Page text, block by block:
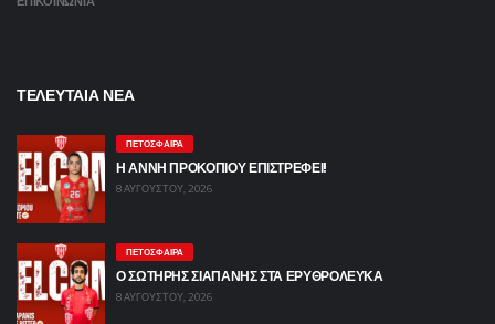
ΤΕΛΕΥΤΑΙΑ ΝΕΑ
ΠΕΤΌΣΦΑΙΡΑ
Η ΑΝΝΗ ΠΡΟΚΟΠΙΟΥ ΕΠΙΣΤΡΕΦΕΙ!
8 ΑΥΓΟΎΣΤΟΥ, 2026
ΠΕΤΌΣΦΑΙΡΑ
Ο ΣΩΤΗΡΗΣ ΣΙΑΠΑΝΗΣ ΣΤΑ ΕΡΥΘΡΟΛΕΥΚΑ
8 ΑΥΓΟΎΣΤΟΥ, 2026